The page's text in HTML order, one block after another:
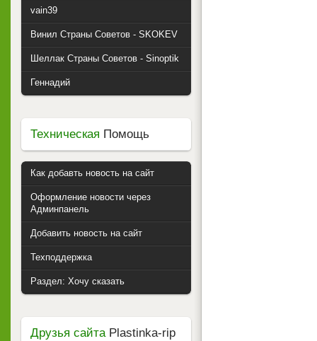
vain39
Винил Страны Советов - SKOKEV
Шеллак Страны Советов - Sinoptik
Геннадий
Техническая Помощь
Как добавть новость на сайт
Оформление новости через
Админпанель
Добавить новость на сайт
Техподдержка
Раздел: Хочу сказать
Друзья сайтаPlastinka-rip